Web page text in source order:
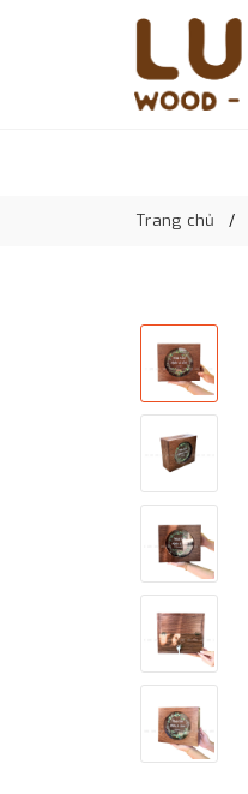
Trang chủ